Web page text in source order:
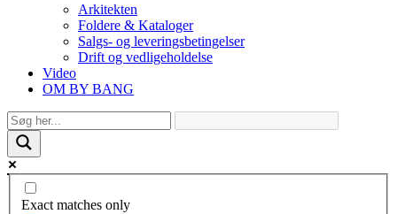
Arkitekten
Foldere & Kataloger
Salgs- og leveringsbetingelser
Drift og vedligeholdelse
Video
OM BY BANG
Exact matches only